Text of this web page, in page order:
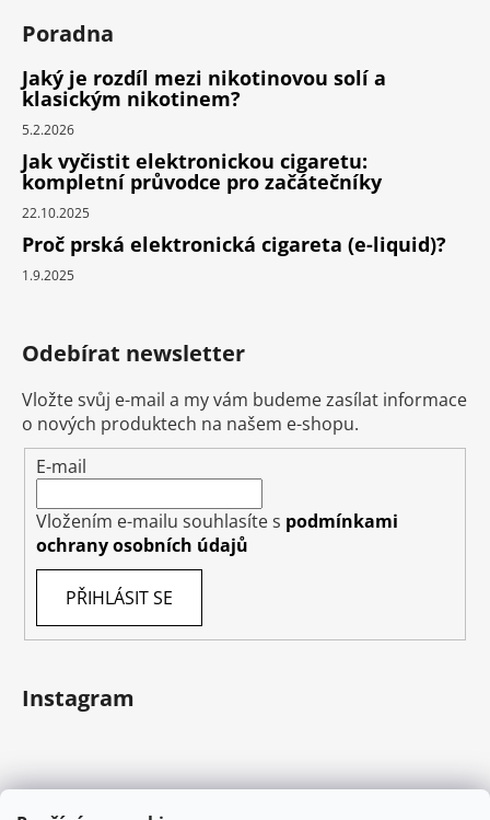
Poradna
Jaký je rozdíl mezi nikotinovou solí a
klasickým nikotinem?
5.2.2026
Jak vyčistit elektronickou cigaretu:
kompletní průvodce pro začátečníky
22.10.2025
Proč prská elektronická cigareta (e-liquid)?
1.9.2025
Odebírat newsletter
Vložte svůj e-mail a my vám budeme zasílat informace
o nových produktech na našem e-shopu.
E-mail
Vložením e-mailu souhlasíte s podmínkami
ochrany osobních údajů
PŘIHLÁSIT SE
Instagram